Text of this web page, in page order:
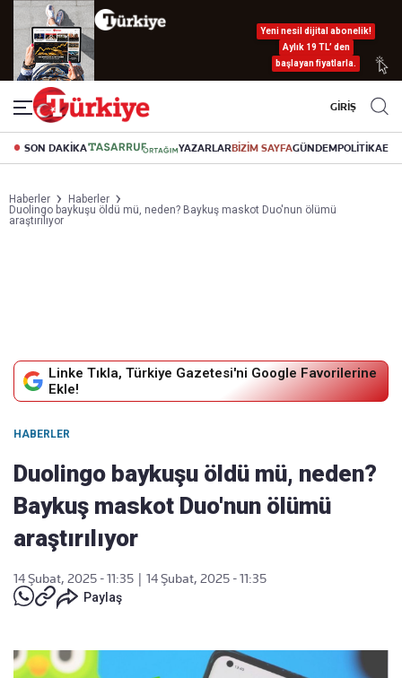
Yeni nesil dijital abonelik!
Aylık 19 TL’ den
başlayan fiyatlarla.
GİRİŞ
SON DAKİKA YAZARLARBİZİM SAYFAGÜNDEMPOLİTİKA
Haberler
Haberler
Duolingo baykuşu öldü mü, neden? Baykuş maskot Duo'nun ölümü
araştırılıyor
Linke Tıkla, Türkiye Gazetesi'ni Google Favorilerine
Ekle!
HABERLER
Duolingo baykuşu öldü mü, neden?
Baykuş maskot Duo'nun ölümü
araştırılıyor
14 Şubat, 2025 - 11:35
14 Şubat, 2025 - 11:35
Paylaş